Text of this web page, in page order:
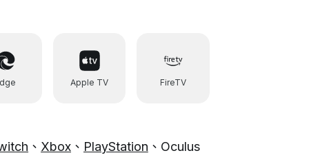
Apple TV FireTV
、 Xbox 、 PlayStation 、Oculus